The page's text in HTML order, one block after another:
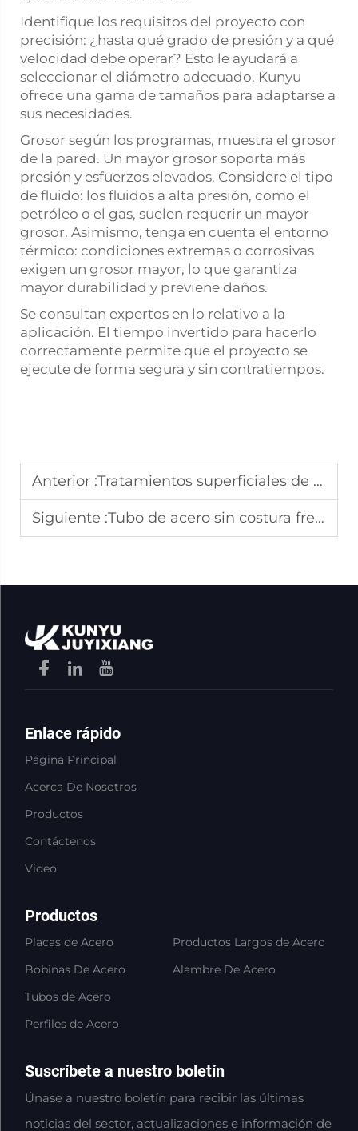
Identifique los requisitos del proyecto con
precisión: ¿hasta qué grado de presión y a qué
velocidad debe operar? Esto le ayudará a
seleccionar el diámetro adecuado. Kunyu
ofrece una gama de tamaños para adaptarse a
sus necesidades.
Grosor según los programas, muestra el grosor
de la pared. Un mayor grosor soporta más
presión y esfuerzos elevados. Considere el tipo
de fluido: los fluidos a alta presión, como el
petróleo o el gas, suelen requerir un mayor
grosor. Asimismo, tenga en cuenta el entorno
térmico: condiciones extremas o corrosivas
exigen un grosor mayor, lo que garantiza
mayor durabilidad y previene daños.
Se consultan expertos en lo relativo a la
aplicación. El tiempo invertido para hacerlo
correctamente permite que el proyecto se
ejecute de forma segura y sin contratiempos.
Anterior :Tratamientos superficiales de tubos de acero sin costura y sus beneficios industriales
Siguiente :Tubo de acero sin costura frente a tubo soldado: ¿cuál es mejor para su proyecto?
Enlace rápido
Página Principal
Acerca De Nosotros
Productos
Contáctenos
Video
Productos
Placas de Acero
Bobinas De Acero
Tubos de Acero
Perfiles de Acero
Productos Largos de Acero
Alambre De Acero
Suscríbete a nuestro boletín
Únase a nuestro boletín para recibir las últimas
noticias del sector, actualizaciones e información de